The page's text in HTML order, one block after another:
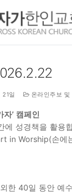
일 온라인주보 및
자’ 캠페인
에 성경책을 활용
in Worship(손에
한 40일 동안 예